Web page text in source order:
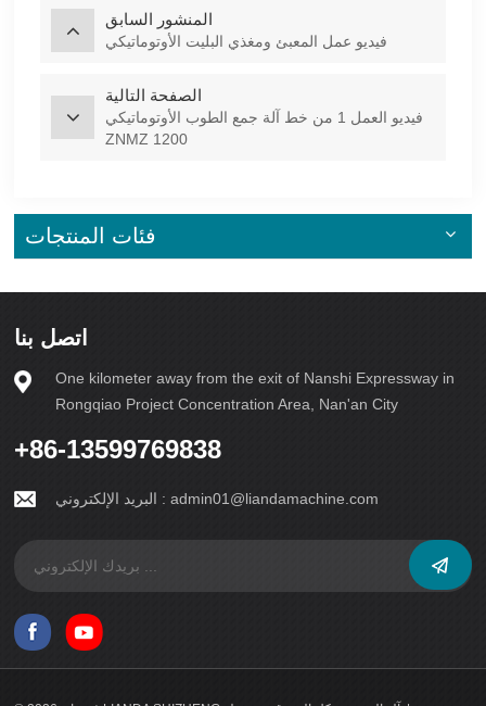
المنشور السابق
فيديو عمل المعبئ ومغذي البليت الأوتوماتيكي
الصفحة التالية
فيديو العمل 1 من خط آلة جمع الطوب الأوتوماتيكي
ZNMZ 1200
فئات المنتجات
اتصل بنا
One kilometer away from the exit of Nanshi Expressway in
Rongqiao Project Concentration Area, Nan'an City
+86-13599769838
البريد الإلكتروني :admin01@liandamachine.com